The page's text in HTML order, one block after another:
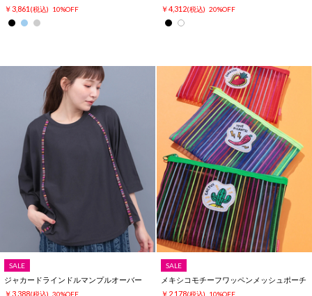
￥3,861 (税込) 10%OFF
￥4,312(税込) 20%OFF
SALE
ジャカードラインドルマンプルオーバー
￥3,388(税込) 30%OFF
SALE
メキシコモチーフワッペンメッシュポーチ
￥2,178(税込) 10%OFF